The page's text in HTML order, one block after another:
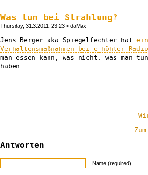
Was tun bei Strahlung?
Thursday, 31.3.2011, 23:23 > daMax
Jens Berger aka Spiegelfechter hat
Verhaltensmaßnahmen bei erhöhter
man essen kann, was nicht, was man
haben.
Antworten
Name (required)